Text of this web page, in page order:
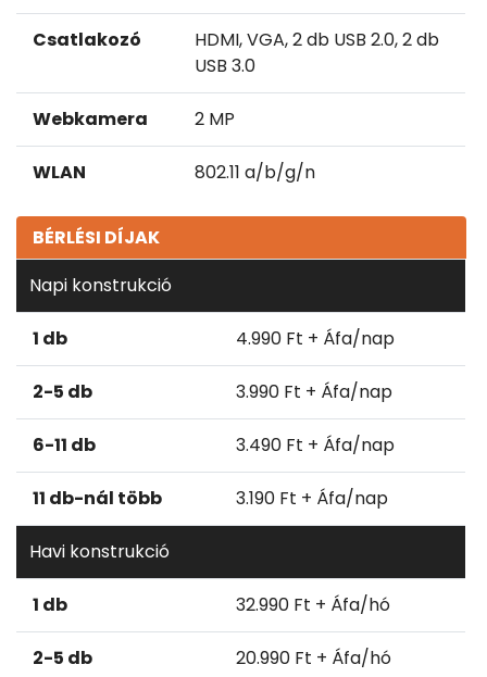
Csatlakozó
HDMI, VGA, 2 db USB 2.0, 2 db
USB 3.0
Webkamera 2 MP
WLAN 802.11 a/b/g/n
BÉRLÉSI DÍJAK
Napi konstrukció
1 db 4.990 Ft + Áfa/nap
2-5 db 3.990 Ft + Áfa/nap
6-11 db 3.490 Ft + Áfa/nap
11 db-nál több 3.190 Ft + Áfa/nap
Havi konstrukció
1 db 32.990 Ft + Áfa/hó
2-5 db 20.990 Ft + Áfa/hó